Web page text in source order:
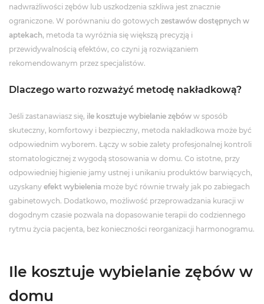
nadwrażliwości zębów lub uszkodzenia szkliwa jest znacznie
ograniczone. W porównaniu do gotowych zestawów dostępnych w
aptekach, metoda ta wyróżnia się większą precyzją i
przewidywalnością efektów, co czyni ją rozwiązaniem
rekomendowanym przez specjalistów.
Dlaczego warto rozważyć metodę nakładkową?
Jeśli zastanawiasz się, ile kosztuje wybielanie zębów w sposób
skuteczny, komfortowy i bezpieczny, metoda nakładkowa może być
odpowiednim wyborem. Łączy w sobie zalety profesjonalnej kontroli
stomatologicznej z wygodą stosowania w domu. Co istotne, przy
odpowiedniej higienie jamy ustnej i unikaniu produktów barwiących,
uzyskany efekt wybielenia może być równie trwały jak po zabiegach
gabinetowych. Dodatkowo, możliwość przeprowadzania kuracji w
dogodnym czasie pozwala na dopasowanie terapii do codziennego
rytmu życia pacjenta, bez konieczności reorganizacji harmonogramu.
Ile kosztuje wybielanie zębów w
domu